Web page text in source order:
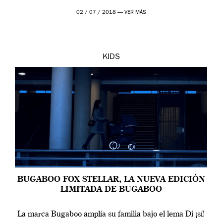
02 / 07 / 2018 — VER MÁS
KIDS
BUGABOO FOX STELLAR, LA NUEVA EDICIÓN
LIMITADA DE BUGABOO
La marca Bugaboo amplía su familia bajo el lema Di ¡sí!